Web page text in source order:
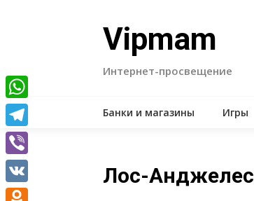
Vipmam
Интернет-просвещение
Банки и магазины Игры
Лос-Анджелес
WhatsApp
Telegram
Viber
VK